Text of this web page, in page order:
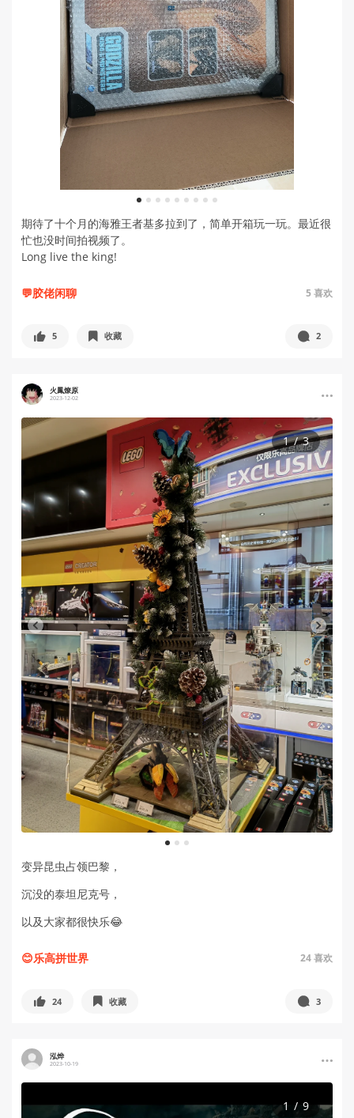
1 2 3 4 5 6 7 8 9
期待了十个月的海雅王者基多拉到了，简单开箱玩一玩。最近很
忙也没时间拍视频了。
Long live the king!
💬胶佬闲聊 5 喜欢
5 收藏 2
火鳳燎原
2023-12-02
1 2 3
1/3
变异昆虫占领巴黎，
沉没的泰坦尼克号，
以及大家都很快乐😂
😊乐高拼世界 24喜欢
24 收藏 3
泓烨
2023-10-19
1 / 9